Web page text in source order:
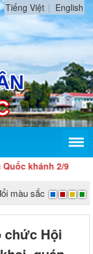
Tiếng Việt English
2/9
màu sắc
chức Hội